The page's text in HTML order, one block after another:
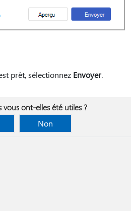
prêt, sélectionnez Envoyer.
vous ont-elles été utiles ?
Non